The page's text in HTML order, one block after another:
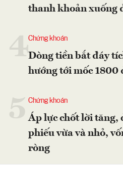
thanh khoản xuống
4Chứng khoán
Dòng tiền bắt đáy
hướng tới mốc 1800
Chứng khoán
Áp lực chốt lời tăng,
phiếu vừa và nhỏ,
ròng